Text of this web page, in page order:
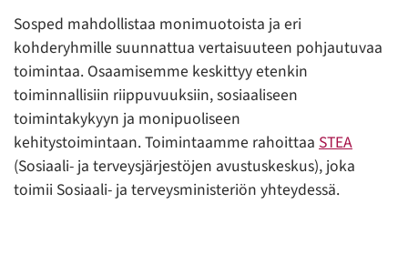
Sosped mahdollistaa monimuotoista ja eri
kohderyhmille suunnattua vertaisuuteen pohjautuvaa
toimintaa. Osaamisemme keskittyy etenkin
toiminnallisiin riippuvuuksiin, sosiaaliseen
toimintakykyyn ja monipuoliseen
kehitystoimintaan. Toimintaamme rahoittaa STEA
(Sosiaali- ja terveysjärjestöjen avustuskeskus), joka
toimii Sosiaali- ja terveysministeriön yhteydessä.